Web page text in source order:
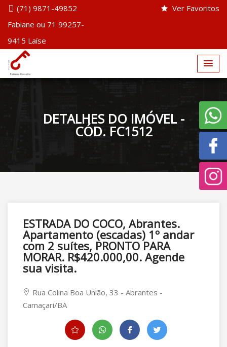
(71) 9871-49852
Fabiane ou 71 99257-
9415 Laíse
Ver Favoritos
DETALHES DO IMÓVEL -
CÓD. FC1512
ESTRADA DO COCO, Abrantes.
Apartamento (escadas) 1º andar
com 2 suítes, PRONTO PARA
MORAR. R$420.000,00. Agende
sua visita.
Rua Colina Boa União, 33 - Abrantes -
Camaçari/BA